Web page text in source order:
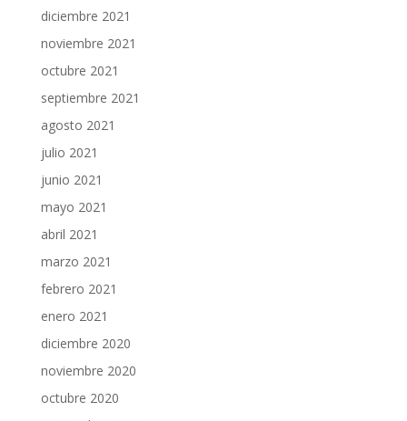
diciembre 2021
noviembre 2021
octubre 2021
septiembre 2021
agosto 2021
julio 2021
junio 2021
mayo 2021
abril 2021
marzo 2021
febrero 2021
enero 2021
diciembre 2020
noviembre 2020
octubre 2020